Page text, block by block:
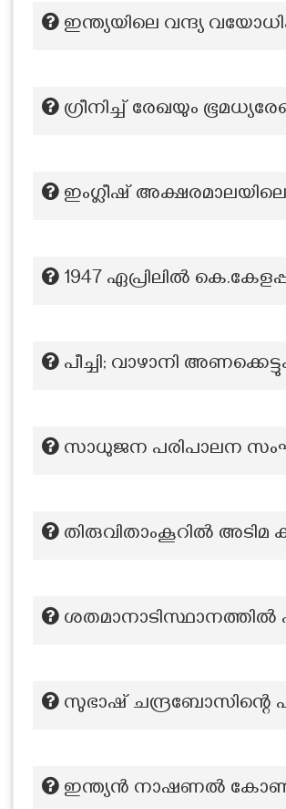
ഇന്ത്യയിലെ വന്ദ്യ
ഗ്രീനിച്ച് രേഖയും
ഇംഗ്ലീഷ്
1947 ഏപ്രിലിൽ
പീച്ചി; വാഴാനി
സാധുജന പരിപാലന
തിരുവിതാംകൂറിൽ അടിമ
സുഭാഷ് ചന്ദ്രബോസിന്റെ
ഇന്ത്യൻ നാഷണൽ